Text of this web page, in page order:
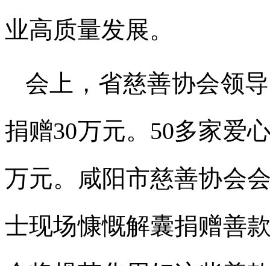
业高质量发展。
会上，省慈善协会领
捐赠30万元。50多家爱
万元。咸阳市慈善协会
士现场慷慨解囊捐赠善